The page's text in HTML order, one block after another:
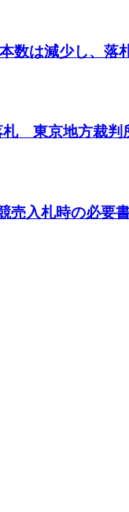
数は減少し、落
東京地方裁判
売入札時の必要